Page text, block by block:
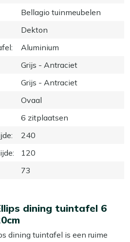
Bellagio tuinmeubelen
Dekton
:
Aluminium
Grijs - Antraciet
Grijs - Antraciet
Ovaal
6 zitplaatsen
:
240
:
120
73
dining tuintafel 6
dining tuintafel is een ruime